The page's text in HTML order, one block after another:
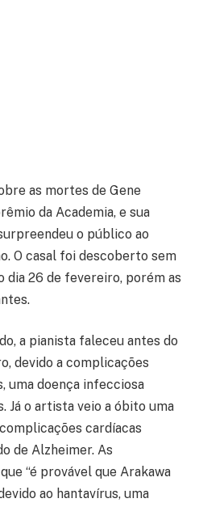
as mortes de Gene
da Academia, e sua
o público ao
O casal foi descoberto sem
dia 26 de fevereiro, porém as
a pianista faleceu antes do
devido a complicações
uma doença infecciosa
Já o artista veio a óbito uma
cardíacas
de Alzheimer. As
“é provável que Arakawa
ao hantavírus, uma